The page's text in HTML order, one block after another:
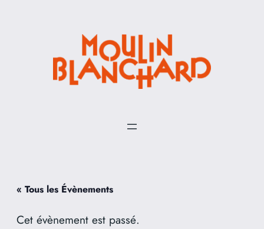
« Tous les Évènements
Cet évènement est passé.